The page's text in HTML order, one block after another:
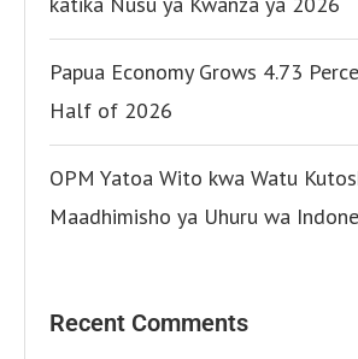
Papua Economy Grows 4.73
Half of 2026
OPM Yatoa Wito kwa Watu
Maadhimisho ya Uhuru wa
Recent Comments